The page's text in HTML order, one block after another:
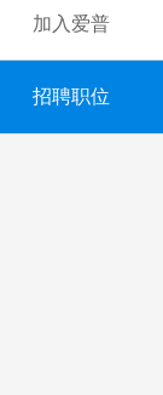
加入爱普
招聘职位